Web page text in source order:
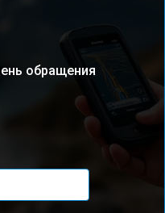
обращения